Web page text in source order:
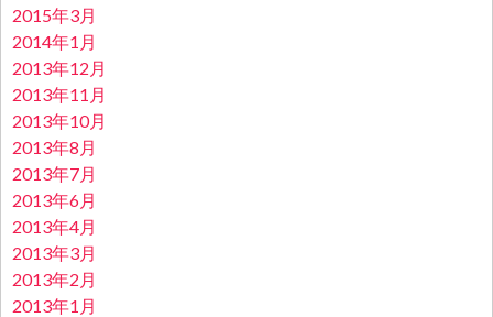
2015年3月
2014年1月
2013年12月
2013年11月
2013年10月
2013年8月
2013年7月
2013年6月
2013年4月
2013年3月
2013年2月
2013年1月